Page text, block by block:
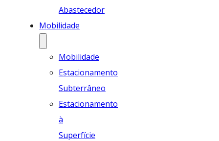
Abastecedor
Mobilidade
Mobilidade
Estacionamento
Subterrâneo
Estacionamento
à
Superfície